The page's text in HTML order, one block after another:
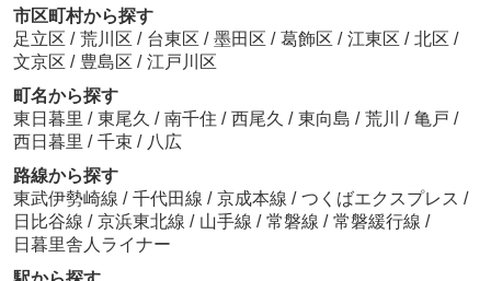
市区町村から探す
足立区 / 荒川区 / 台東区 / 墨田区 / 葛飾区 / 江東区 / 北区 /
文京区 / 豊島区 / 江戸川区
町名から探す
東日暮里 / 東尾久 / 南千住 / 西尾久 / 東向島 / 荒川 / 亀戸 /
西日暮里 / 千束 / 八広
路線から探す
東武伊勢崎線 / 千代田線 / 京成本線 / つくばエクスプレス /
日比谷線 / 京浜東北線 / 山手線 / 常磐線 / 常磐緩行線 /
日暮里舎人ライナー